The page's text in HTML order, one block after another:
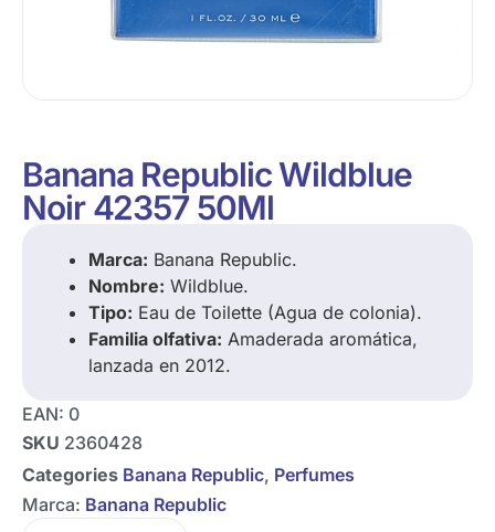
Banana Republic Wildblue
Noir 42357 50Ml
Marca: Banana Republic.
Nombre: Wildblue.
Tipo: Eau de Toilette (Agua de colonia).
Familia olfativa: Amaderada aromática,
lanzada en 2012.
EAN: 0
SKU 2360428
Categories Banana Republic, Perfumes
Marca: Banana Republic